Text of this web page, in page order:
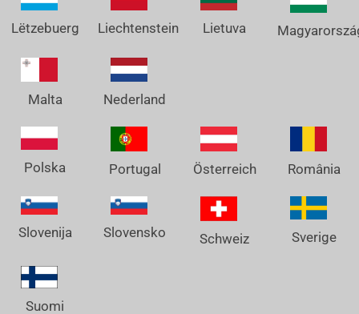
Lëtzebuerg Liechtenstein Lietuva
Malta Nederland
Polska Portugal Österreich România
Slovenija Slovensko Schweiz Sverige
Suomi